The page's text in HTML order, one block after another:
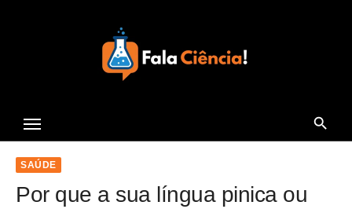
c
SAÚDE
Por que a sua língua pinica ou